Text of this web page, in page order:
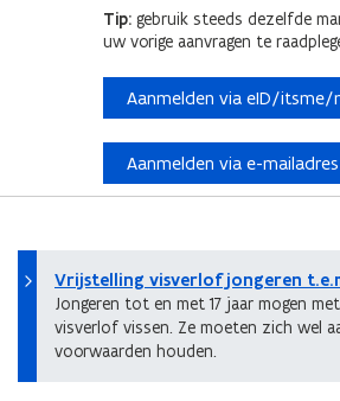
Tip: gebruik steeds dezelfde
uw vorige aanvragen te
Aanmelden via eID/
Aanmelden via e-mailadres
Vrijstelling visverlof jongeren
Jongeren tot en met 17 jaar mogen
visverlof vissen. Ze moeten zich wel
voorwaarden houden.